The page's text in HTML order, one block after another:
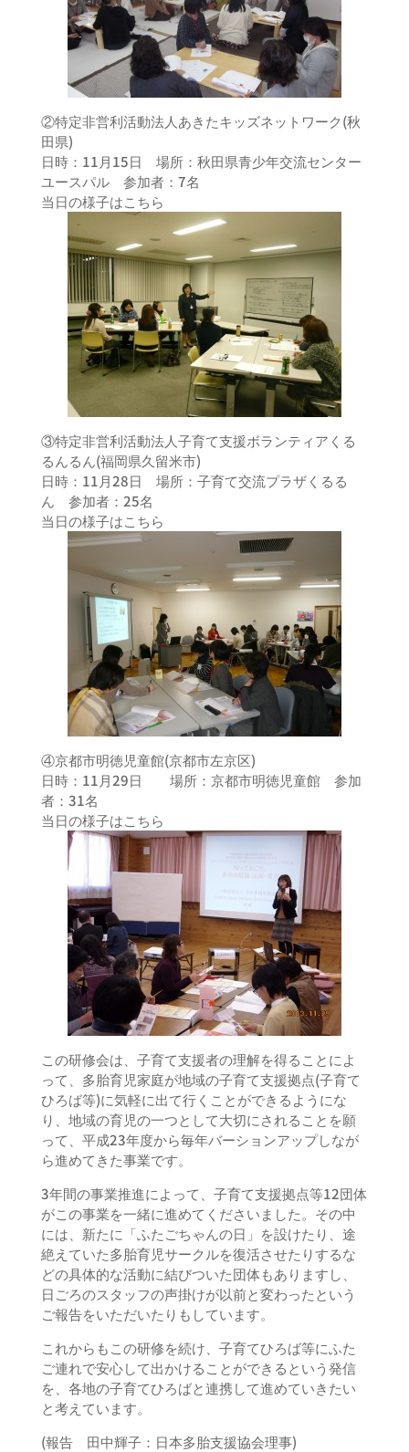
②特定非営利活動法人あきたキッズネットワーク(秋
田県)
日時：11月15日 場所：秋田県青少年交流センター
ユースパル 参加者：7名
当日の様子はこちら
③特定非営利活動法人子育て支援ボランティアくる
るんるん(福岡県久留米市)
日時：11月28日 場所：子育て交流プラザくるる
ん 参加者：25名
当日の様子はこちら
④京都市明徳児童館(京都市左京区)
日時：11月29日 場所：京都市明徳児童館 参加
者：31名
当日の様子はこちら
この研修会は、子育て支援者の理解を得ることによ
って、多胎育児家庭が地域の子育て支援拠点(子育て
ひろば等)に気軽に出て行くことができるようにな
り、地域の育児の一つとして大切にされることを願
って、平成23年度から毎年バーションアップしなが
ら進めてきた事業です。
3年間の事業推進によって、子育て支援拠点等12団体
がこの事業を一緒に進めてくださいました。その中
には、新たに「ふたごちゃんの日」を設けたり、途
絶えていた多胎育児サークルを復活させたりするな
どの具体的な活動に結びついた団体もありますし、
日ごろのスタッフの声掛けが以前と変わったという
ご報告をいただいたりもしています。
これからもこの研修を続け、子育てひろば等にふた
ご連れで安心して出かけることができるという発信
を、各地の子育てひろばと連携して進めていきたい
と考えています。
(報告 田中輝子：日本多胎支援協会理事)